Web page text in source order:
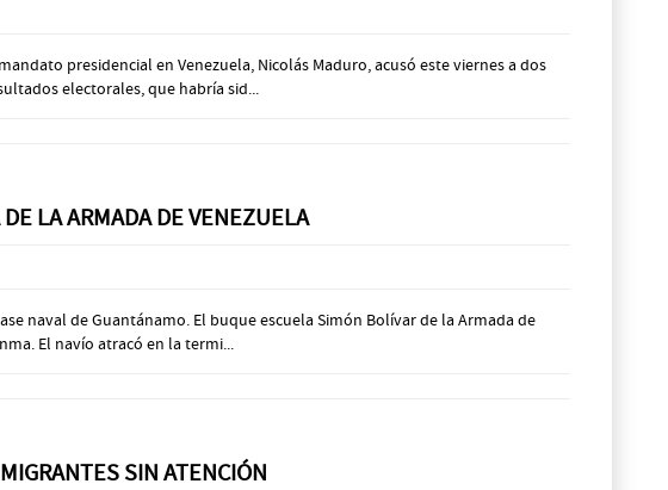
presidencial en Venezuela, Nicolás Maduro, acusó este viernes a dos
electorales, que habría sid...
LA ARMADA DE VENEZUELA
naval de Guantánamo. El buque escuela Simón Bolívar de la Armada de
El navío atracó en la termi...
SIN ATENCIÓN